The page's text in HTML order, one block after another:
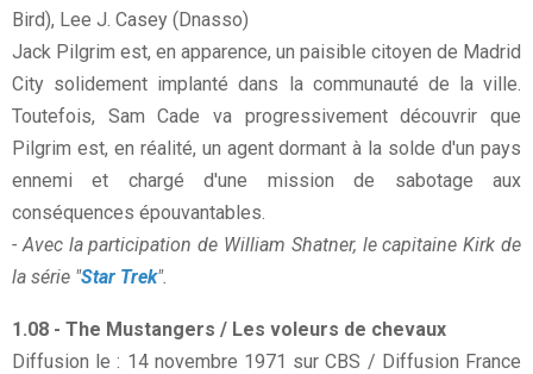
Bird), Lee J. Casey (Dnasso)
Jack Pilgrim est, en apparence, un paisible citoyen de Madrid
City solidement implanté dans la communauté de la ville.
Toutefois, Sam Cade va progressivement découvrir que
Pilgrim est, en réalité, un agent dormant à la solde d'un pays
ennemi et chargé d'une mission de sabotage aux
conséquences épouvantables.
- Avec la participation de William Shatner, le capitaine Kirk de
la série "Star Trek".
1.08 - The Mustangers / Les voleurs de chevaux
Diffusion le : 14 novembre 1971 sur CBS / Diffusion France